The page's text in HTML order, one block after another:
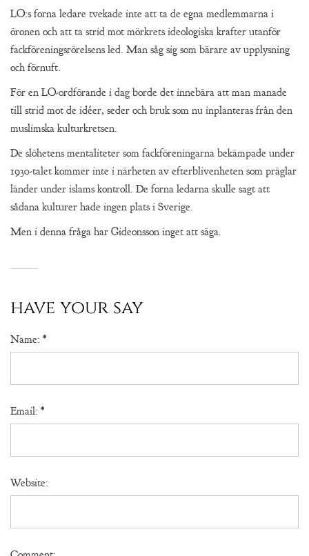
LO:s forna ledare tvekade inte att ta de egna medlemmarna i
öronen och att ta strid mot mörkrets ideologiska krafter utanför
fackföreningsrörelsens led. Man såg sig som bärare av upplysning
och förnuft.
För en LO-ordförande i dag borde det innebära att man manade
till strid mot de idéer, seder och bruk som nu inplanteras från den
muslimska kulturkretsen.
De slöhetens mentaliteter som fackföreningarna bekämpade under
1930-talet kommer inte i närheten av efterblivenheten som präglar
länder under islams kontroll. De forna ledarna skulle sagt att
sådana kulturer hade ingen plats i Sverige.
Men i denna fråga har Gideonsson inget att säga.
have your say
Name: *
Email: *
Website: